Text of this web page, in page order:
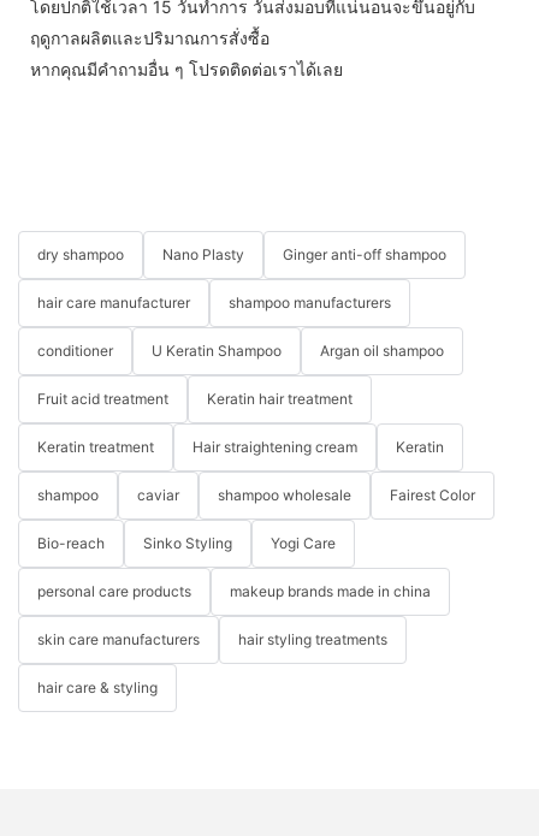
โดยปกติใช้เวลา 15 วันทำการ วันส่งมอบที่แน่นอนจะขึ้นอยู่กับ
ฤดูกาลผลิตและปริมาณการสั่งซื้อ
หากคุณมีคำถามอื่น ๆ โปรดติดต่อเราได้เลย
dry shampoo Nano Plasty Ginger anti-off shampoo
hair care manufacturer shampoo manufacturers
conditioner U Keratin Shampoo Argan oil shampoo
Fruit acid treatment Keratin hair treatment
Keratin treatment Hair straightening cream Keratin
shampoo caviar shampoo wholesale Fairest Color
Bio-reach Sinko Styling Yogi Care
personal care products makeup brands made in china
skin care manufacturers hair styling treatments
hair care & styling